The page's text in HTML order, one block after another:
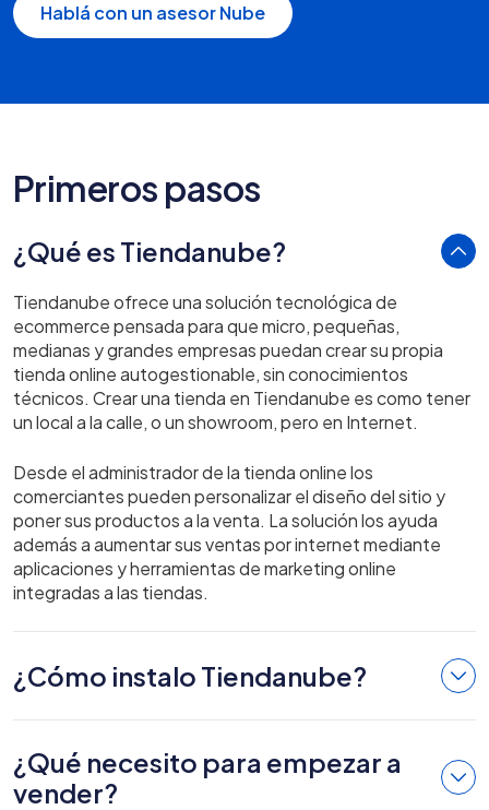
Hablá con un asesor Nube
Primeros pasos
¿Qué es Tiendanube?
Tiendanube ofrece una solución tecnológica de
ecommerce pensada para que micro, pequeñas,
medianas y grandes empresas puedan crear su propia
tienda online autogestionable, sin conocimientos
técnicos. Crear una tienda en Tiendanube es como tener
un local a la calle, o un showroom, pero en Internet.
Desde el administrador de la tienda online los
comerciantes pueden personalizar el diseño del sitio y
poner sus productos a la venta. La solución los ayuda
además a aumentar sus ventas por internet mediante
aplicaciones y herramientas de marketing online
integradas a las tiendas.
¿Cómo instalo Tiendanube?
¿Qué necesito para empezar a
vender?